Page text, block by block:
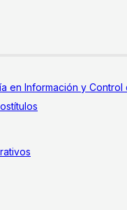
en Información y Control